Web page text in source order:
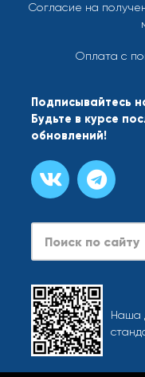
Согласие на
Оплата с
Подписывайтесь
Будьте в курсе
обновлений!
Search
Наша